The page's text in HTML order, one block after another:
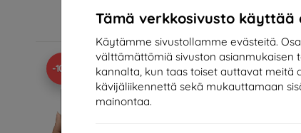
Tämä verkkosivusto käyttää
Käytämme sivustollamme evästeitä.
välttämättömiä sivuston asianmukaisen
kannalta, kun taas toiset auttavat meitä
kävijäliikennettä sekä mukauttamaan
mainontaa.
-10% -10%